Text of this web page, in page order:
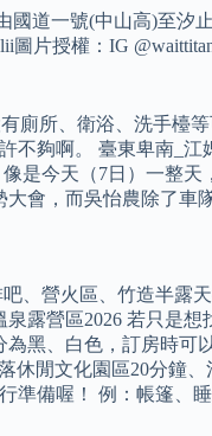
國道一號(中山高)至
片授權：IG
廁所、衛浴、洗手
夠啊。 臺東卑南_
是今天（7日）一整
會，而吳怡農除了車
、營火區、竹造半
露營區2026 若只是
黑、白色，訂房時
休閒文化園區20分鐘
備喔！ 例：帳篷、